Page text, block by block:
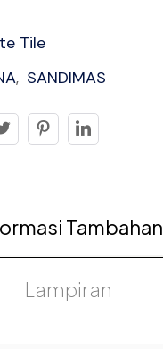
Tile
, SANDIMAS
Tambahan
Lampiran